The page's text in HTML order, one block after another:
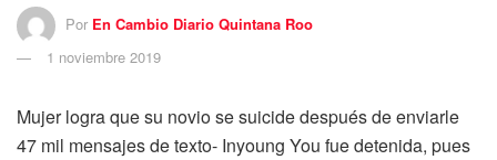
Por En Cambio Diario Quintana Roo
1 noviembre 2019
Mujer logra que su novio se suicide después de enviarle
47 mil mensajes de texto- Inyoung You fue detenida, pues